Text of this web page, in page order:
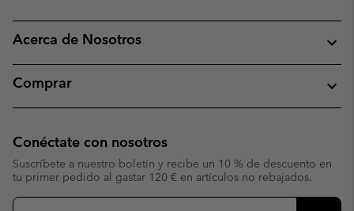
Acerca de Nosotros
Comprar
Conéctate con nosotros
Suscríbete a nuestro boletín y recibe un 10 % de descuento en
tu primer pedido al gastar 120 € en artículos no rebajados.
Suscripción